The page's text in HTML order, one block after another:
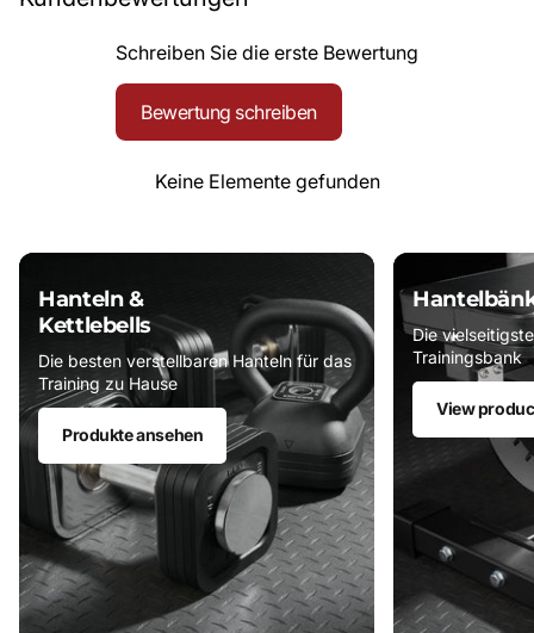
Schreiben Sie die erste Bewertung
Bewertung schreiben
Keine Elemente gefunden
Hanteln &
Kettlebells
Die besten verstellbaren Hanteln für das
Training zu Hause
Produkte ansehen
Die
Trainingsbank
View